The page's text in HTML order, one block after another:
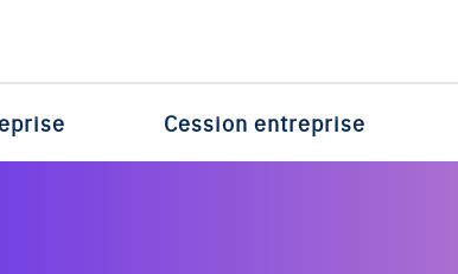
Cession entreprise